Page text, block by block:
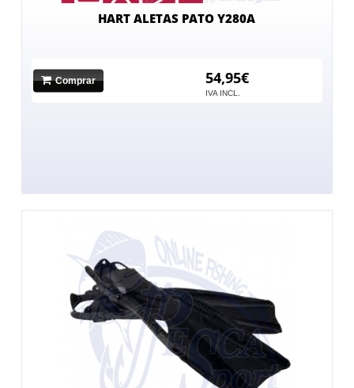
HART ALETAS PATO Y280A
Comprar 54,95€
IVA INCL.